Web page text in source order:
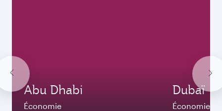
Abu Dhabi
Économie
Dubaï
Économie